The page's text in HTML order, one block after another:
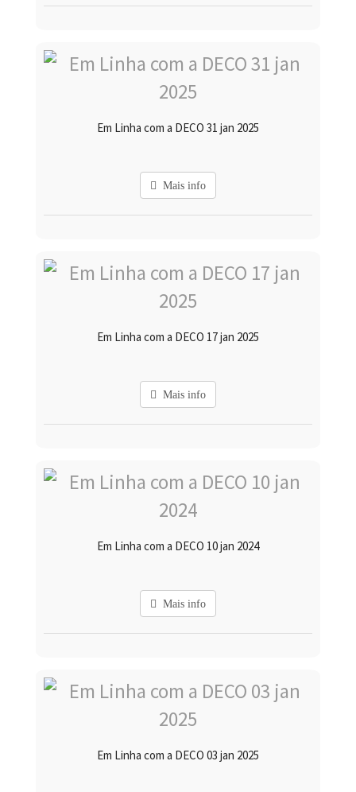
Em Linha com a DECO 31 jan 2025
Mais info
Em Linha com a DECO 17 jan 2025
Mais info
Em Linha com a DECO 10 jan 2024
Mais info
Em Linha com a DECO 03 jan 2025